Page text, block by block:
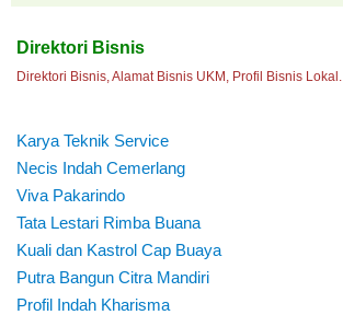
Direktori Bisnis
Direktori Bisnis, Alamat Bisnis UKM, Profil Bisnis Lokal.
Karya Teknik Service
Necis Indah Cemerlang
Viva Pakarindo
Tata Lestari Rimba Buana
Kuali dan Kastrol Cap Buaya
Putra Bangun Citra Mandiri
Profil Indah Kharisma